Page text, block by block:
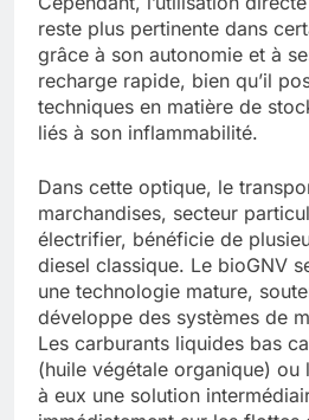
reste plus pertinente dans
grâce à son autonomie et à
recharge rapide, bien qu’il
techniques en matière de
liés à son inflammabilité.
Dans cette optique, le
marchandises, secteur
électrifier, bénéficie de
diesel classique. Le bioGNV
une technologie mature,
développe des systèmes de
Les carburants liquides bas
(huile végétale organique) ou
à eux une solution